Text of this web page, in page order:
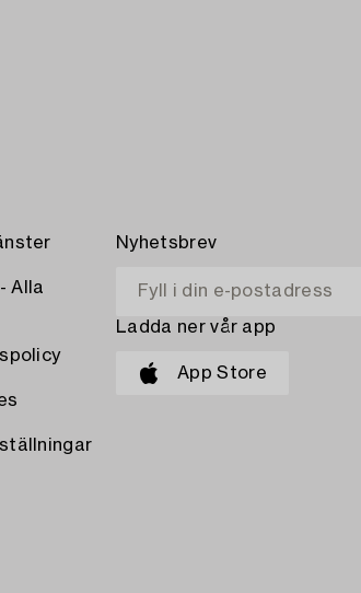
Alla
Nyhetsbrev
Ladda ner vår app
App Store